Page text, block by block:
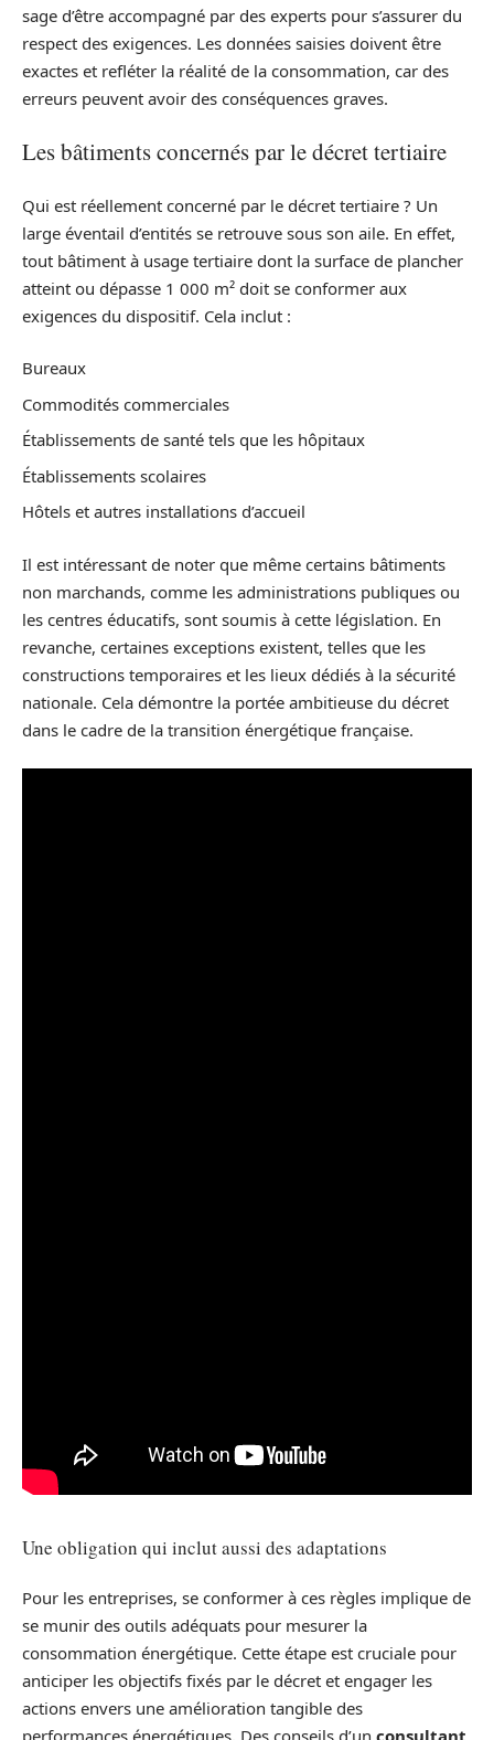
sage d’être accompagné par des experts pour s’assurer du
respect des exigences. Les données saisies doivent être
exactes et refléter la réalité de la consommation, car des
erreurs peuvent avoir des conséquences graves.
Les bâtiments concernés par le décret tertiaire
Qui est réellement concerné par le décret tertiaire ? Un
large éventail d’entités se retrouve sous son aile. En effet,
tout bâtiment à usage tertiaire dont la surface de plancher
atteint ou dépasse 1 000 m² doit se conformer aux
exigences du dispositif. Cela inclut :
Bureaux
Commodités commerciales
Établissements de santé tels que les hôpitaux
Établissements scolaires
Hôtels et autres installations d’accueil
Il est intéressant de noter que même certains bâtiments
non marchands, comme les administrations publiques ou
les centres éducatifs, sont soumis à cette législation. En
revanche, certaines exceptions existent, telles que les
constructions temporaires et les lieux dédiés à la sécurité
nationale. Cela démontre la portée ambitieuse du décret
dans le cadre de la transition énergétique française.
Une obligation qui inclut aussi des adaptations
Pour les entreprises, se conformer à ces règles implique de
se munir des outils adéquats pour mesurer la
consommation énergétique. Cette étape est cruciale pour
anticiper les objectifs fixés par le décret et engager les
actions envers une amélioration tangible des
performances énergétiques. Des conseils d’un consultant